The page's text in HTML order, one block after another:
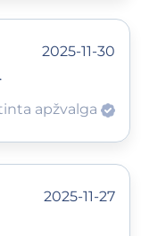
2025-11-30
apžvalga
2025-11-27